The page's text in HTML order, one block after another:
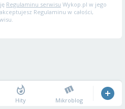
Regulaminu serwisu Wykop.pl w jego
Regulaminu w całości,
Hity Mikroblog